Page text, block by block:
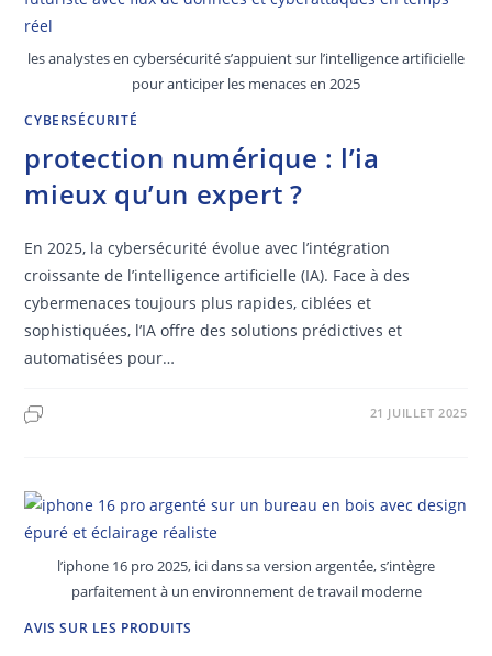
les analystes en cybersécurité s’appuient sur l’intelligence artificielle
pour anticiper les menaces en 2025
CYBERSÉCURITÉ
protection numérique : l’ia
mieux qu’un expert ?
En 2025, la cybersécurité évolue avec l’intégration
croissante de l’intelligence artificielle (IA). Face à des
cybermenaces toujours plus rapides, ciblées et
sophistiquées, l’IA offre des solutions prédictives et
automatisées pour…
21 JUILLET 2025
l’iphone 16 pro 2025, ici dans sa version argentée, s’intègre
parfaitement à un environnement de travail moderne
AVIS SUR LES PRODUITS